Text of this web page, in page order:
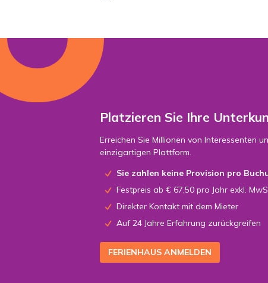
Platzieren Sie Ihre
Erreichen Sie Millionen von Interessenten
einzigartigen Plattform.
Sie zahlen keine Provision pro
Festpreis ab € 67,50 pro Jahr exkl.
Direkter Kontakt mit dem Mieter
Auf 24 Jahre Erfahrung zurückgreifen
FERIENHAUS ANMELDEN